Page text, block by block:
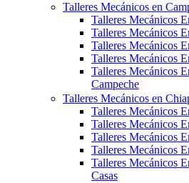
Talleres Mecánicos en
Talleres Mecánicos
Talleres Mecánicos
Talleres Mecánicos
Talleres Mecánicos
Talleres Mecánicos
Campeche
Talleres Mecánicos en
Talleres Mecánicos
Talleres Mecánicos
Talleres Mecánicos
Talleres Mecánicos
Talleres Mecánicos
Casas